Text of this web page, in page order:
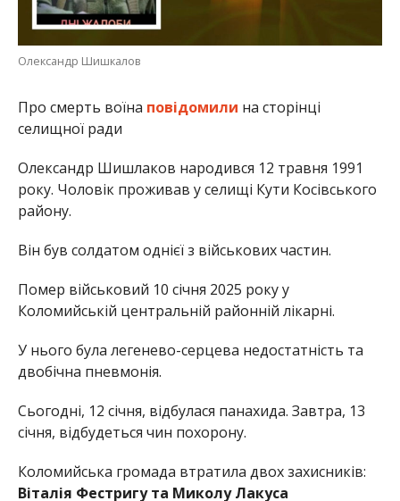
Олександр Шишкалов
Про смерть воїна повідомили на сторінці
селищної ради
Олександр Шишлаков народився 12 травня 1991
року. Чоловік проживав у селищі Кути Косівського
району.
Він був солдатом однієї з військових частин.
Помер військовий 10 січня 2025 року у
Коломийській центральній районній лікарні.
У нього була легенево-серцева недостатність та
двобічна пневмонія.
Сьогодні, 12 січня, відбулася панахида. Завтра, 13
січня, відбудеться чин похорону.
Коломийська громада втратила двох захисників:
Віталія Фестригу та Миколу Лакуса